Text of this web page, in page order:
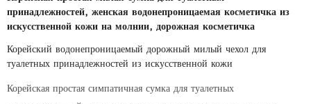
принадлежностей, женская водонепроницаемая косметичка из
искусственной кожи на молнии, дорожная косметичка
Корейский водонепроницаемый дорожный милый чехол для
туалетных принадлежностей из искусственной кожи
Корейская простая симпатичная сумка для туалетных